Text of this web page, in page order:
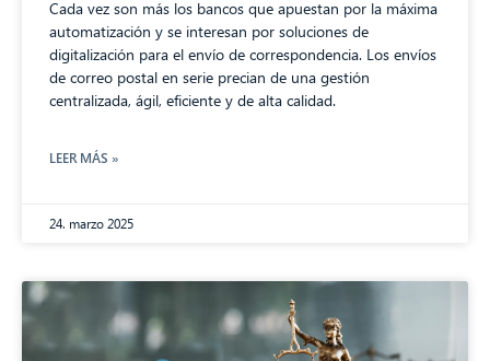
Cada vez son más los bancos que apuestan por la máxima
automatización y se interesan por soluciones de
digitalización para el envío de correspondencia. Los envíos
de correo postal en serie precian de una gestión
centralizada, ágil, eficiente y de alta calidad.
LEER MÁS »
24. marzo 2025